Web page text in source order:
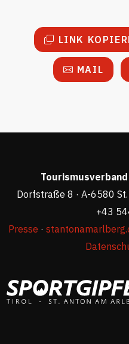
LINK
MAIL
Dorfstraße 8 · A-6580
+43
Presse ·